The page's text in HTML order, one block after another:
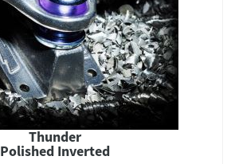
Thunder
Polished Inverted